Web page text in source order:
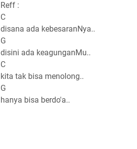
Reff :
C
disana ada kebesaranNya..
G
disini ada keagunganMu..
C
kita tak bisa menolong..
G
hanya bisa berdo'a..